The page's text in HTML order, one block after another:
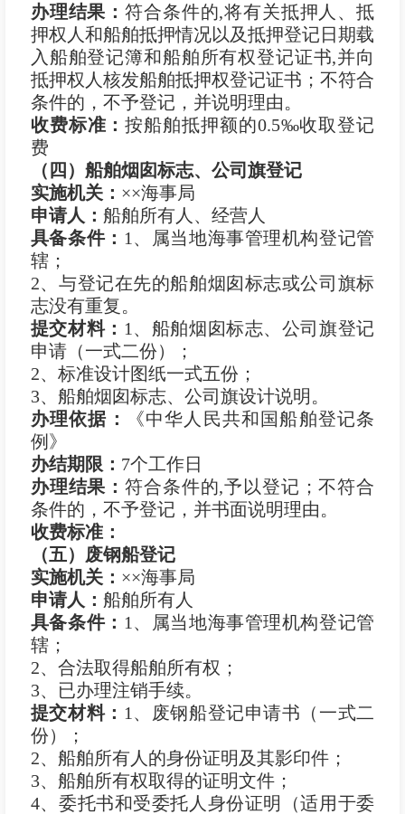
办理结果：符合条件的,将有关抵押人、抵
押权人和船舶抵押情况以及抵押登记日期载
入船舶登记簿和船舶所有权登记证书,并向
抵押权人核发船舶抵押权登记证书；不符合
条件的，不予登记，并说明理由。
收费标准：按船舶抵押额的0.5‰收取登记
费
（四）船舶烟囱标志、公司旗登记
实施机关： ××海事局
申请人： 船舶所有人、经营人
具备条件： 1、属当地海事管理机构登记管
辖；
2、与登记在先的船舶烟囱标志或公司旗标
志没有重复。
提交材料： 1、船舶烟囱标志、公司旗登记
申请（一式二份）；
2、标准设计图纸一式五份；
3、船舶烟囱标志、公司旗设计说明。
办理依据：
《中华人民共和国船舶登记条
例》
办结期限： 7个工作日
办理结果：符合条件的,予以登记；不符合
条件的，不予登记，并书面说明理由。
收费标准：
（五）废钢船登记
实施机关： ××海事局
申请人： 船舶所有人
具备条件： 1、属当地海事管理机构登记管
辖；
2、合法取得船舶所有权；
3、已办理注销手续。
提交材料： 1、废钢船登记申请书（一式二
份）；
2、船舶所有人的身份证明及其影印件；
3、船舶所有权取得的证明文件；
4、委托书和受委托人身份证明（适用于委